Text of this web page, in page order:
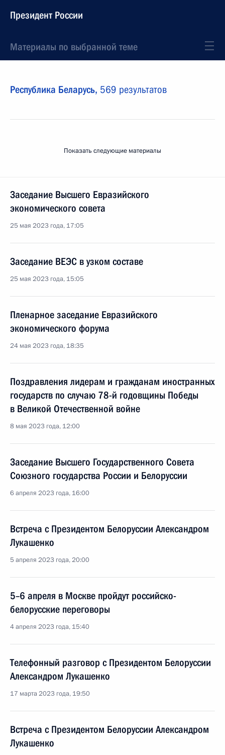
Президент России
Материалы по выбранной теме
Республика Беларусь, 569 результатов
Показать следующие материалы
Заседание Высшего Евразийского
экономического совета
25 мая 2023 года, 17:05
Заседание ВЕЭС в узком составе
25 мая 2023 года, 15:05
Пленарное заседание Евразийского
экономического форума
24 мая 2023 года, 18:35
Поздравления лидерам и гражданам иностранных
государств по случаю 78-й годовщины Победы
в Великой Отечественной войне
8 мая 2023 года, 12:00
Заседание Высшего Государственного Совета
Союзного государства России и Белоруссии
6 апреля 2023 года, 16:00
Встреча с Президентом Белоруссии Александром
Лукашенко
5 апреля 2023 года, 20:00
5–6 апреля в Москве пройдут российско-
белорусские переговоры
4 апреля 2023 года, 15:40
Телефонный разговор с Президентом Белоруссии
Александром Лукашенко
17 марта 2023 года, 19:50
Встреча с Президентом Белоруссии Александром
Лукашенко